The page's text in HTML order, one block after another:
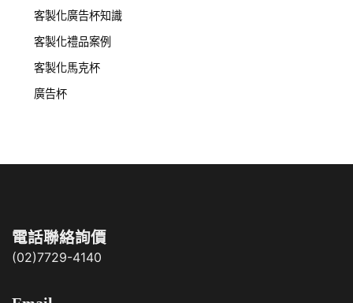
客製化廣告杯知識
客製化禮品案例
客製化馬克杯
廣告杯
電話聯絡詢價
(02)7729-4140